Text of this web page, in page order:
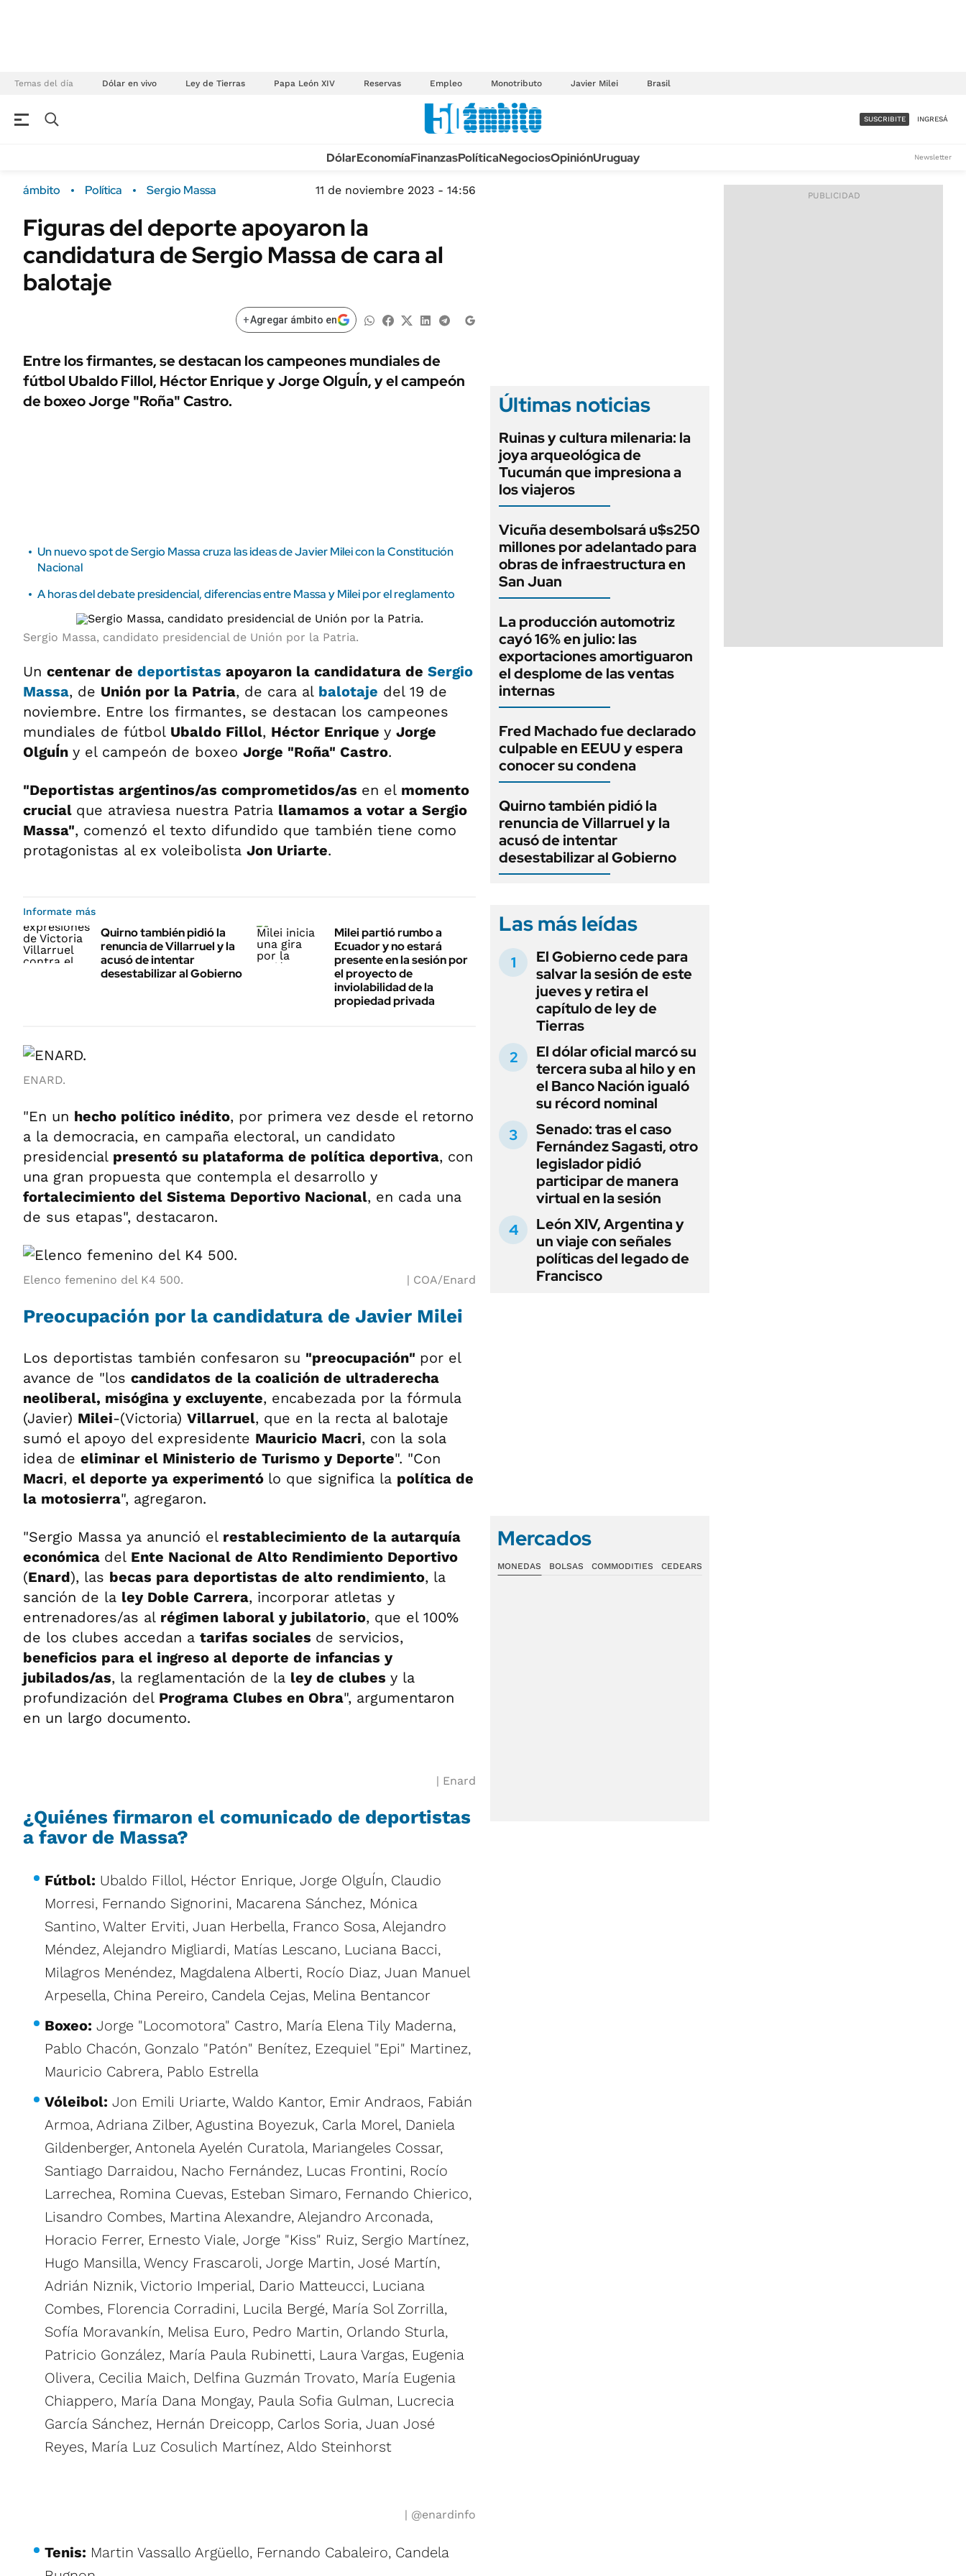
Temas del día Dólar en vivo Ley de Tierras Papa León XIV Reservas Empleo Monotributo Javier Milei Brasil
Campo
FINANZAS
Dólar
Sustentabilidad
Seguros
ENERGY REPORT
URUGUAY
TECNOLOGÍA
MÉXICO
INFORMACIÓN GENERAL
AUTOS
ACCESO FULL - $1.800/MES
SUSCRIBITE INGRESÁ
DólarEconomíaFinanzasPolíticaNegociosOpiniónUruguay Newsletter
ámbito Política Sergio Massa 11 de noviembre 2023 - 14:56
Figuras del deporte apoyaron la
candidatura de Sergio Massa de cara al
balotaje
+Agregar ámbito en
Entre los firmantes, se destacan los campeones mundiales de
fútbol Ubaldo Fillol, Héctor Enrique y Jorge OlguÍn, y el campeón
de boxeo Jorge "Roña" Castro.
Un nuevo spot de Sergio Massa cruza las ideas de Javier Milei con la Constitución
Nacional
A horas del debate presidencial, diferencias entre Massa y Milei por el reglamento
Sergio Massa, candidato presidencial de Unión por la Patria.
Un centenar de deportistas apoyaron la candidatura de Sergio
Massa, de Unión por la Patria, de cara al balotaje del 19 de
noviembre. Entre los firmantes, se destacan los campeones
mundiales de fútbol Ubaldo Fillol, Héctor Enrique y Jorge
OlguÍn y el campeón de boxeo Jorge "Roña" Castro.
"Deportistas argentinos/as comprometidos/as en el momento
crucial que atraviesa nuestra Patria llamamos a votar a Sergio
Massa", comenzó el texto difundido que también tiene como
protagonistas al ex voleibolista Jon Uriarte.
Informate más
Quirno también pidió la
renuncia de Villarruel y la
acusó de intentar
desestabilizar al Gobierno
Milei partió rumbo a
Ecuador y no estará
presente en la sesión por
el proyecto de
inviolabilidad de la
propiedad privada
ENARD.
"En un hecho político inédito, por primera vez desde el retorno
a la democracia, en campaña electoral, un candidato
presidencial presentó su plataforma de política deportiva, con
una gran propuesta que contempla el desarrollo y
fortalecimiento del Sistema Deportivo Nacional, en cada una
de sus etapas", destacaron.
Elenco femenino del K4 500. COA/Enard
Preocupación por la candidatura de Javier Milei
Los deportistas también confesaron su "preocupación" por el
avance de "los candidatos de la coalición de ultraderecha
neoliberal, misógina y excluyente, encabezada por la fórmula
(Javier) Milei-(Victoria) Villarruel, que en la recta al balotaje
sumó el apoyo del expresidente Mauricio Macri, con la sola
idea de eliminar el Ministerio de Turismo y Deporte". "Con
Macri, el deporte ya experimentó lo que significa la política de
la motosierra", agregaron.
"Sergio Massa ya anunció el restablecimiento de la autarquía
económica del Ente Nacional de Alto Rendimiento Deportivo
(Enard), las becas para deportistas de alto rendimiento, la
sanción de la ley Doble Carrera, incorporar atletas y
entrenadores/as al régimen laboral y jubilatorio, que el 100%
de los clubes accedan a tarifas sociales de servicios,
beneficios para el ingreso al deporte de infancias y
jubilados/as, la reglamentación de la ley de clubes y la
profundización del Programa Clubes en Obra", argumentaron
en un largo documento.
Enard
¿Quiénes firmaron el comunicado de deportistas
a favor de Massa?
Fútbol: Ubaldo Fillol, Héctor Enrique, Jorge OlguÍn, Claudio
Morresi, Fernando Signorini, Macarena Sánchez, Mónica
Santino, Walter Erviti, Juan Herbella, Franco Sosa, Alejandro
Méndez, Alejandro Migliardi, Matías Lescano, Luciana Bacci,
Milagros Menéndez, Magdalena Alberti, Rocío Diaz, Juan Manuel
Arpesella, China Pereiro, Candela Cejas, Melina Bentancor
Boxeo: Jorge "Locomotora" Castro, María Elena Tily Maderna,
Pablo Chacón, Gonzalo "Patón" Benítez, Ezequiel "Epi" Martinez,
Mauricio Cabrera, Pablo Estrella
Vóleibol: Jon Emili Uriarte, Waldo Kantor, Emir Andraos, Fabián
Armoa, Adriana Zilber, Agustina Boyezuk, Carla Morel, Daniela
Gildenberger, Antonela Ayelén Curatola, Mariangeles Cossar,
Santiago Darraidou, Nacho Fernández, Lucas Frontini, Rocío
Larrechea, Romina Cuevas, Esteban Simaro, Fernando Chierico,
Lisandro Combes, Martina Alexandre, Alejandro Arconada,
Horacio Ferrer, Ernesto Viale, Jorge "Kiss" Ruiz, Sergio Martínez,
Hugo Mansilla, Wency Frascaroli, Jorge Martin, José Martín,
Adrián Niznik, Victorio Imperial, Dario Matteucci, Luciana
Combes, Florencia Corradini, Lucila Bergé, María Sol Zorrilla,
Sofía Moravankín, Melisa Euro, Pedro Martin, Orlando Sturla,
Patricio González, María Paula Rubinetti, Laura Vargas, Eugenia
Olivera, Cecilia Maich, Delfina Guzmán Trovato, María Eugenia
Chiappero, María Dana Mongay, Paula Sofia Gulman, Lucrecia
García Sánchez, Hernán Dreicopp, Carlos Soria, Juan José
Reyes, María Luz Cosulich Martínez, Aldo Steinhorst
@enardinfo
Tenis: Martin Vassallo Argüello, Fernando Cabaleiro, Candela
Últimas noticias
Ruinas y cultura milenaria: la
joya arqueológica de
Tucumán que impresiona a
los viajeros
Vicuña desembolsará u$s250
millones por adelantado para
obras de infraestructura en
San Juan
La producción automotriz
cayó 16% en julio: las
exportaciones amortiguaron
el desplome de las ventas
internas
Fred Machado fue declarado
culpable en EEUU y espera
conocer su condena
Quirno también pidió la
renuncia de Villarruel y la
acusó de intentar
desestabilizar al Gobierno
Las más leídas
El Gobierno cede para
salvar la sesión de este
jueves y retira el
capítulo de ley de
Tierras
El dólar oficial marcó su
tercera suba al hilo y en
el Banco Nación igualó
su récord nominal
Senado: tras el caso
Fernández Sagasti, otro
legislador pidió
participar de manera
virtual en la sesión
León XIV, Argentina y
un viaje con señales
políticas del legado de
Francisco
Mercados
MONEDAS BOLSAS COMMODITIES CEDEARS